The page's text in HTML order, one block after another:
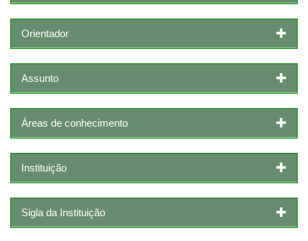
Orientador
Assunto
Áreas de conhecimento
Instituição
Sigla da Instituição